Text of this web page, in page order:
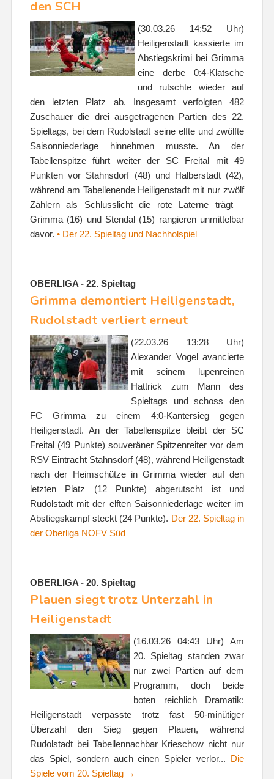
den SCH
(30.03.26 14:52 Uhr)
Heiligenstadt kassierte im
Abstiegskrimi bei Grimma
eine derbe 0:4-Klatsche
und rutschte wieder auf
den letzten Platz ab. Insgesamt verfolgten 482
Zuschauer die drei ausgetragenen Partien des 22.
Spieltags, bei dem Rudolstadt seine elfte und zwölfte
Saisonniederlage hinnehmen musste. An der
Tabellenspitze führt weiter der SC Freital mit 49
Punkten vor Stahnsdorf (48) und Halberstadt (42),
während am Tabellenende Heiligenstadt mit nur zwölf
Zählern als Schlusslicht die rote Laterne trägt –
Grimma (16) und Stendal (15) rangieren unmittelbar
davor. • Der 22. Spieltag und Nachholspiel
OBERLIGA - 22. Spieltag
Grimma demontiert Heiligenstadt,
Rudolstadt verliert erneut
(22.03.26 13:28 Uhr)
Alexander Vogel avancierte
mit seinem lupenreinen
Hattrick zum Mann des
Spieltags und schoss den
FC Grimma zu einem 4:0-Kantersieg gegen
Heiligenstadt. An der Tabellenspitze bleibt der SC
Freital (49 Punkte) souveräner Spitzenreiter vor dem
RSV Eintracht Stahnsdorf (48), während Heiligenstadt
nach der Heimschütze in Grimma wieder auf den
letzten Platz (12 Punkte) abgerutscht ist und
Rudolstadt mit der elften Saisonniederlage weiter im
Abstiegskampf steckt (24 Punkte). Der 22. Spieltag in
der Oberliga NOFV Süd
OBERLIGA - 20. Spieltag
Plauen siegt trotz Unterzahl in
Heiligenstadt
(16.03.26 04:43 Uhr) Am
20. Spieltag standen zwar
nur zwei Partien auf dem
Programm, doch beide
boten reichlich Dramatik:
Heiligenstadt verpasste trotz fast 50-minütiger
Überzahl den Sieg gegen Plauen, während
Rudolstadt bei Tabellennachbar Krieschow nicht nur
das Spiel, sondern auch einen Spieler verlor... Die
Spiele vom 20. Spieltag →